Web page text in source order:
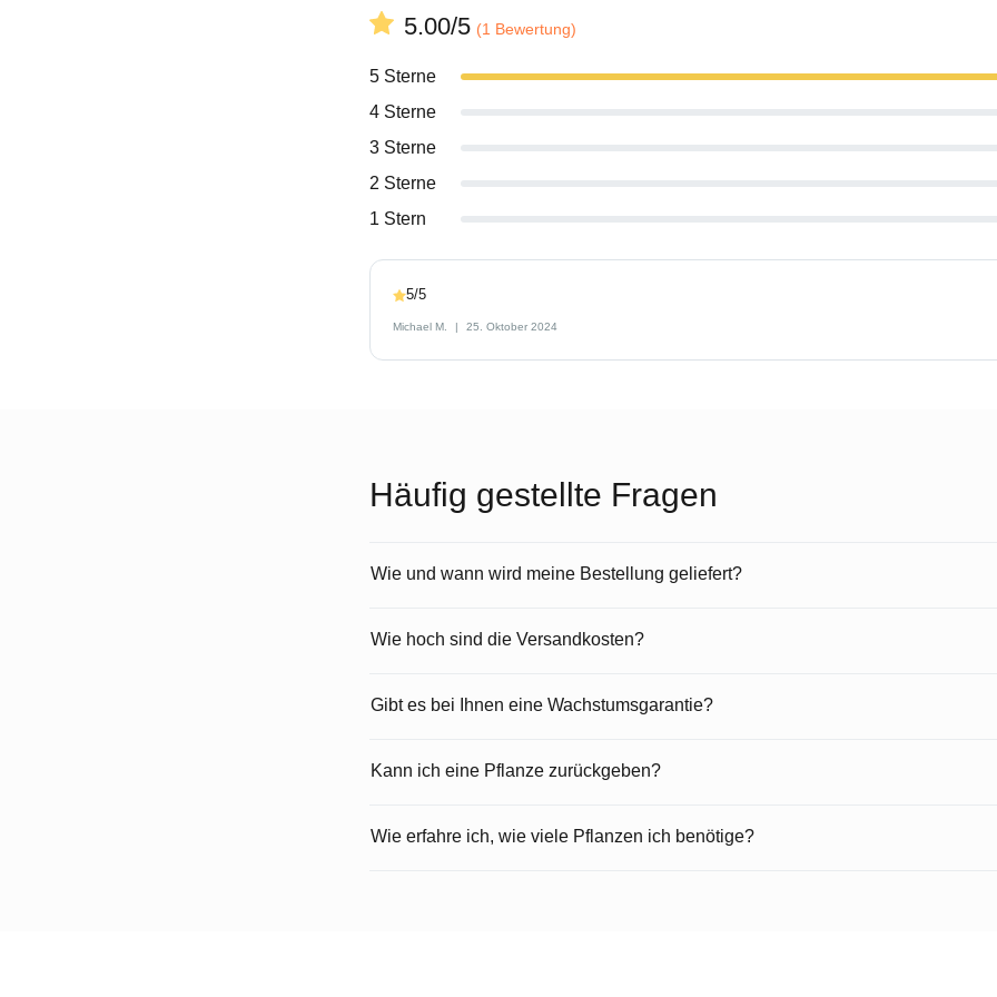
5.00/5 (1 Bewertung)
5 Sterne
4 Sterne
3 Sterne
2 Sterne
1 Stern
5/5
Michael M. 25. Oktober 2024
Häufig gestellte Fragen
Wie und wann wird meine Bestellung geliefert?
Wie hoch sind die Versandkosten?
Gibt es bei Ihnen eine Wachstumsgarantie?
Kann ich eine Pflanze zurückgeben?
Wie erfahre ich, wie viele Pflanzen ich benötige?